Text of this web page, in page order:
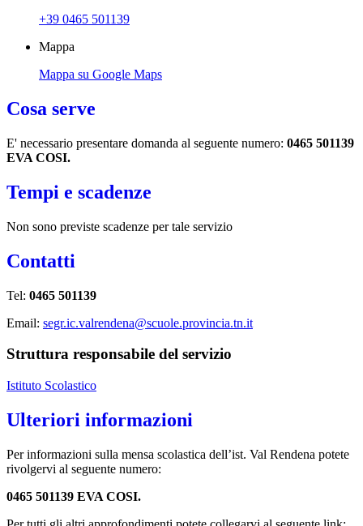
+39 0465 501139
Mappa
Mappa su Google Maps
Cosa serve
E' necessario presentare domanda al seguente numero: 0465 501139
EVA COSI.
Tempi e scadenze
Non sono previste scadenze per tale servizio
Contatti
Tel: 0465 501139
Email: segr.ic.valrendena@scuole.provincia.tn.it
Struttura responsabile del servizio
Istituto Scolastico
Ulteriori informazioni
Per informazioni sulla mensa scolastica dell’ist. Val Rendena potete
rivolgervi al seguente numero:
0465 501139 EVA COSI.